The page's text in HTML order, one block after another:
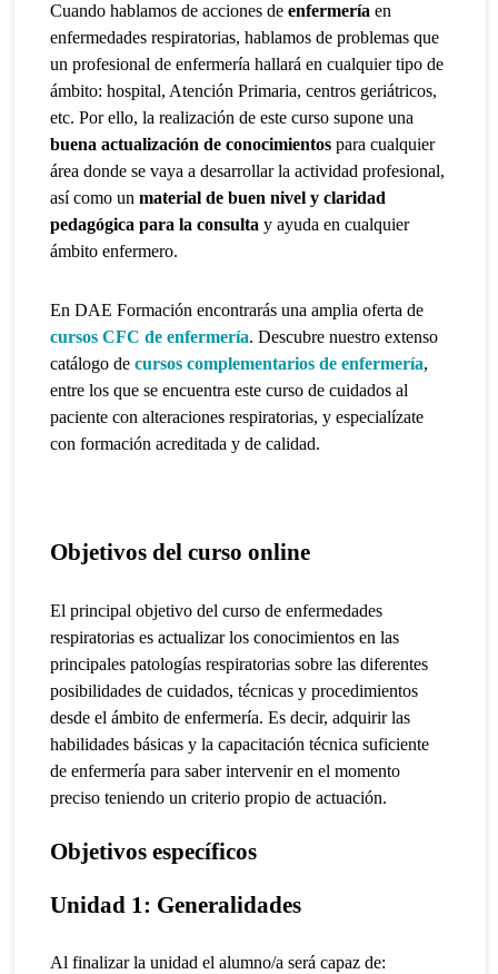
Cuando hablamos deacciones deenfermería en
enfermedades respiratorias, hablamos de problemas que
un profesional de enfermería hallará en cualquier tipo de
ámbito: hospital, Atención Primaria, centros geriátricos,
etc. Por ello, la realización de este curso supone una
buena actualización de conocimientos para cualquier
área donde se vaya a desarrollar la actividad profesional,
así como un material de buen nivel y claridad
pedagógica para la consultay ayuda en cualquier
ámbito enfermero.
En DAE Formación encontrarás una amplia oferta de
cursos CFC de enfermería. Descubre nuestro extenso
catálogo decursos complementarios de enfermería,
entre los que se encuentra este curso de cuidados al
paciente con alteraciones respiratorias, y especialízate
con formación acreditada y de calidad.
Objetivos del curso online
El principal objetivo del curso de enfermedades
respiratorias es actualizar los conocimientos en las
principales patologías respiratorias sobre las diferentes
posibilidades de cuidados, técnicas y procedimientos
desde el ámbito de enfermería.Es decir, adquirir las
habilidades básicas y la capacitación técnica suficiente
de enfermería para saber intervenir en el momento
preciso teniendo un criterio propio de actuación.
Objetivos específicos
Unidad 1: Generalidades
Al finalizar la unidad el alumno/a será capaz de: